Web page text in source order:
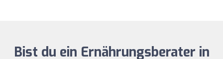
Bist du ein Ernährungsberater in